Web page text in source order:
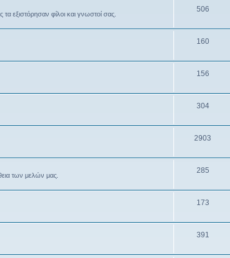
εξιστόρησαν φίλοι και γνωστοί σας.
506
160
156
304
2903
των μελών μας.
285
173
391